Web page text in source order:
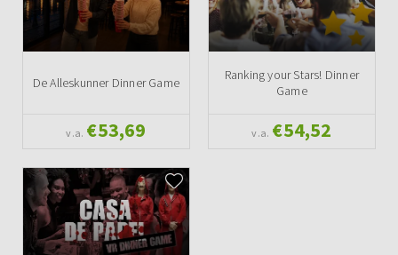
De Alleskunner Dinner Game
v.a. €53,69
Ranking your Stars! Dinner
Game
v.a. €54,52